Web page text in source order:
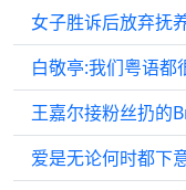
女子胜诉后放弃抚
爱是无论何时都下